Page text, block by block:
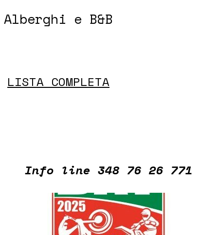
Alberghi e B&B
LISTA COMPLETA
Info line 348 76 26 771